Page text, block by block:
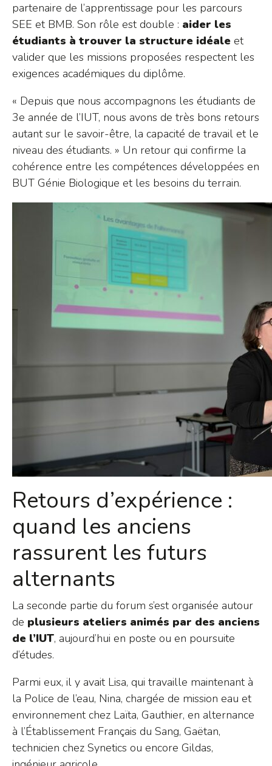
partenaire de l’apprentissage pour les parcours
SEE et BMB. Son rôle est double : aider les
étudiants à trouver la structure idéale et
valider que les missions proposées respectent les
exigences académiques du diplôme.
« Depuis que nous accompagnons les étudiants de
3e année de l’IUT, nous avons de très bons retours
autant sur le savoir-être, la capacité de travail et le
niveau des étudiants. » Un retour qui confirme la
cohérence entre les compétences développées en
BUT Génie Biologique et les besoins du terrain.
Retours d’expérience :
quand les anciens
rassurent les futurs
alternants
La seconde partie du forum s’est organisée autour
de plusieurs ateliers animés par des anciens
de l’IUT, aujourd’hui en poste ou en poursuite
d’études.
Parmi eux, il y avait Lisa, qui travaille maintenant à
la Police de l’eau, Nina, chargée de mission eau et
environnement chez Laïta, Gauthier, en alternance
à l’Établissement Français du Sang, Gaëtan,
technicien chez Synetics ou encore Gildas,